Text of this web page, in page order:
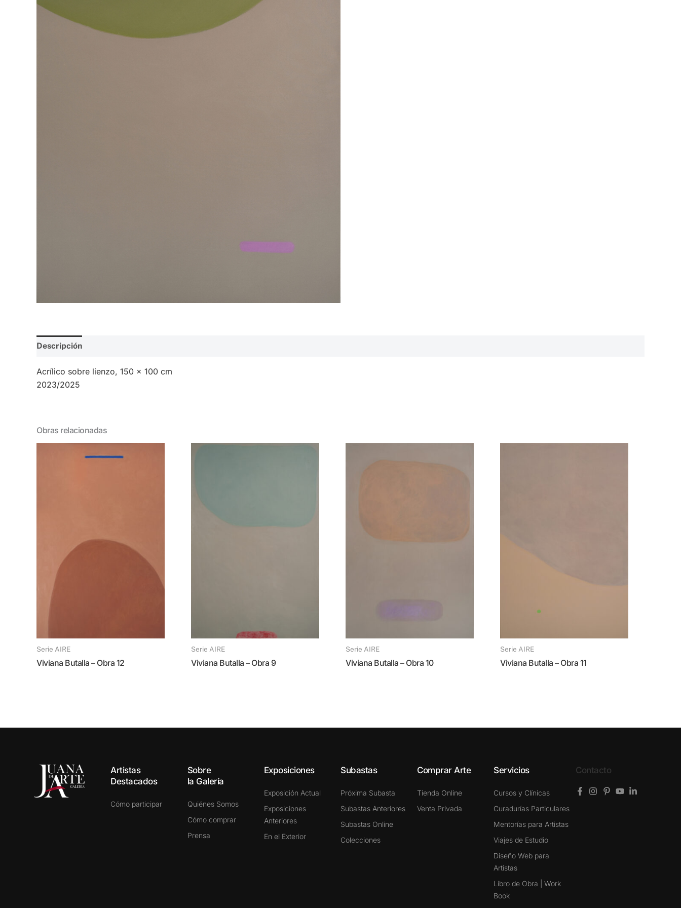
Descripción
Acrílico sobre lienzo, 150 x 100 cm
2023/2025
Obras relacionadas
Serie AIRE
Viviana Butalla – Obra 12
Serie AIRE
Viviana Butalla – Obra 9
Serie AIRE
Viviana Butalla – Obra 10
Serie AIRE
Viviana Butalla – Obra 11
Artistas
Destacados
Cómo participar
Sobre
la Galería
Quiénes Somos
Cómo comprar
Prensa
Exposiciones
Exposición Actual
Exposiciones
Anteriores
En el Exterior
Subastas
Próxima Subasta
Subastas Anteriores
Subastas Online
Colecciones
Comprar Arte
Tienda Online
Venta Privada
Servicios
Cursos y Clínicas
Curadurías Particulares
Mentorías para Artistas
Viajes de Estudio
Diseño Web para
Artistas
Libro de Obra | Work
Book
Contacto